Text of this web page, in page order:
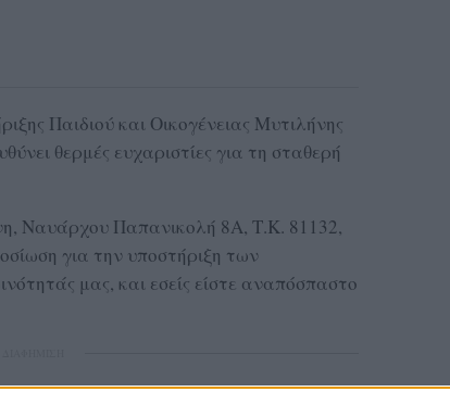
Παιδιού και Οικογένειας Μυτιλήνης
θερμές ευχαριστίες για τη σταθερή
Ναυάρχου Παπανικολή 8Α, Τ.Κ. 81132,
για την υποστήριξη των
μας, και εσείς είστε αναπόσπαστο